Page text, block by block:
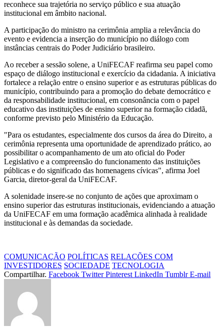
reconhece sua trajetória no serviço público e sua atuação
institucional em âmbito nacional.
A participação do ministro na cerimônia amplia a relevância do
evento e evidencia a inserção do município no diálogo com
instâncias centrais do Poder Judiciário brasileiro.
Ao receber a sessão solene, a UniFECAF reafirma seu papel como
espaço de diálogo institucional e exercício da cidadania. A iniciativa
fortalece a relação entre o ensino superior e as estruturas públicas do
município, contribuindo para a promoção do debate democrático e
da responsabilidade institucional, em consonância com o papel
educativo das instituições de ensino superior na formação cidadã,
conforme previsto pelo Ministério da Educação.
"Para os estudantes, especialmente dos cursos da área do Direito, a
cerimônia representa uma oportunidade de aprendizado prático, ao
possibilitar o acompanhamento de um ato oficial do Poder
Legislativo e a compreensão do funcionamento das instituições
públicas e do significado das homenagens cívicas", afirma Joel
Garcia, diretor-geral da UniFECAF.
A solenidade insere-se no conjunto de ações que aproximam o
ensino superior das estruturas institucionais, evidenciando a atuação
da UniFECAF em uma formação acadêmica alinhada à realidade
institucional e às demandas da sociedade.
COMUNICAÇÃO POLÍTICAS RELAÇÕES COM
INVESTIDORES SOCIEDADE TECNOLOGIA
Compartilhar. Facebook Twitter Pinterest LinkedIn Tumblr E-mail